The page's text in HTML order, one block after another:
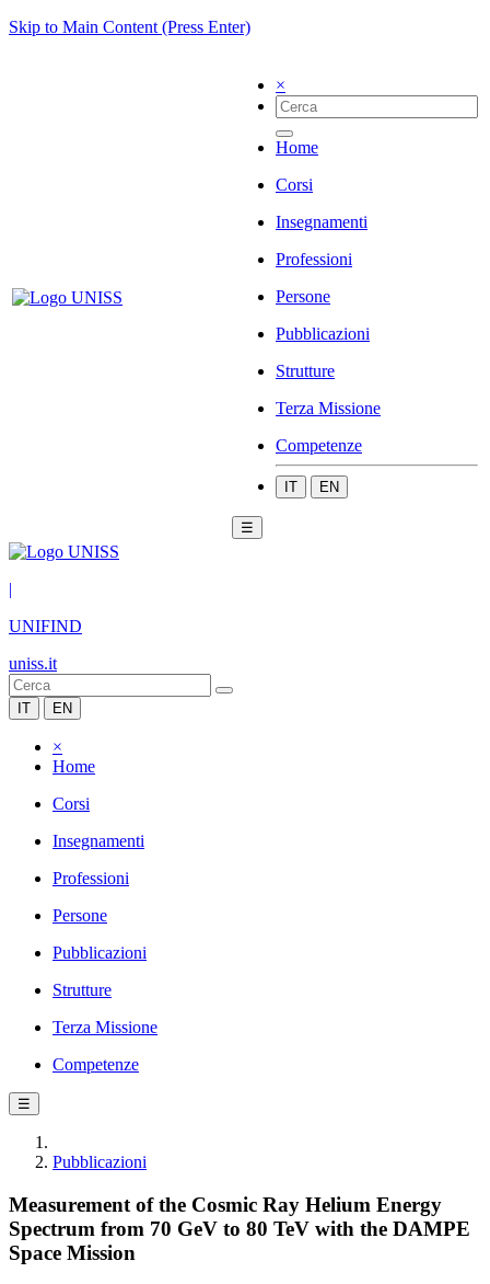
Skip to Main Content (Press Enter)
×
Home
Corsi
Insegnamenti
Professioni
Persone
Pubblicazioni
Strutture
Terza Missione
Competenze
IT EN
☰
|
UNIFIND
uniss.it
IT EN
×
Home
Corsi
Insegnamenti
Professioni
Persone
Pubblicazioni
Strutture
Terza Missione
Competenze
☰
Pubblicazioni
Measurement of the Cosmic Ray Helium Energy
Spectrum from 70 GeV to 80 TeV with the DAMPE
Space Mission